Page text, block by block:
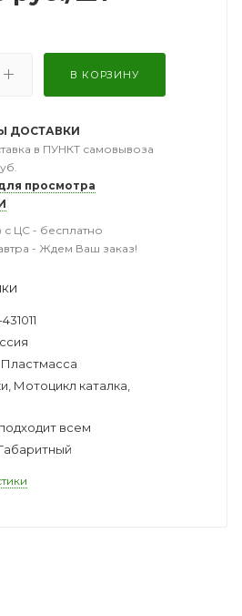
В КОРЗИНУ
ДОСТАВКИ
в ПУНКТ самовывоза
просмотра
ЦС - бесплатно
- Ждем Ваш заказ!
Пластмасса
Мотоцикл каталка,
подходит всем